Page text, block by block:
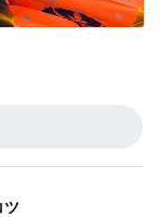
ツ